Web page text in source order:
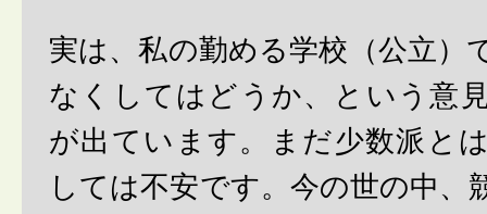
実は、私の勤める学校（公立）
なくしてはどうか、という意
が出ています。まだ少数派と
しては不安です。今の世の中、